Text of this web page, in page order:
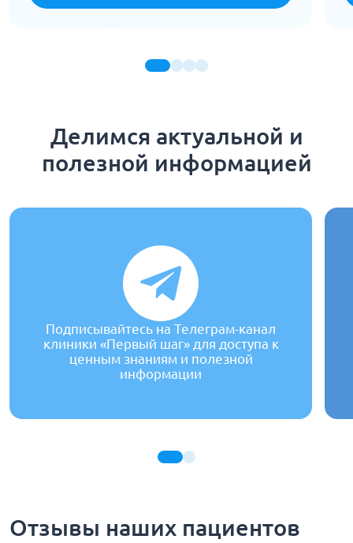
Делимся актуальной и
полезной информацией
Подписывайтесь на Телеграм-канал
клиники «Первый шаг» для доступа к
ценным знаниям и полезной
информации
Отзывы наших пациентов